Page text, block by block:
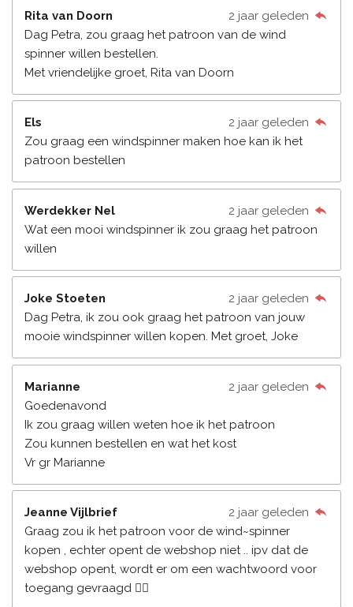
Rita van Doorn
2 jaar geleden
Dag Petra, zou graag het patroon van de wind
spinner willen bestellen.
Met vriendelijke groet, Rita van Doorn
Els
2 jaar geleden
Zou graag een windspinner maken hoe kan ik het
patroon bestellen
Werdekker Nel
2 jaar geleden
Wat een mooi windspinner ik zou graag het patroon
willen
Joke Stoeten
2 jaar geleden
Dag Petra, ik zou ook graag het patroon van jouw
mooie windspinner willen kopen. Met groet, Joke
Marianne
2 jaar geleden
Goedenavond
Ik zou graag willen weten hoe ik het patroon
Zou kunnen bestellen en wat het kost
Vr gr Marianne
Jeanne Vijlbrief
2 jaar geleden
Graag zou ik het patroon voor de wind~spinner
kopen , echter opent de webshop niet .. ipv dat de
webshop opent, wordt er om een wachtwoord voor
toegang gevraagd 🤷‍♀️